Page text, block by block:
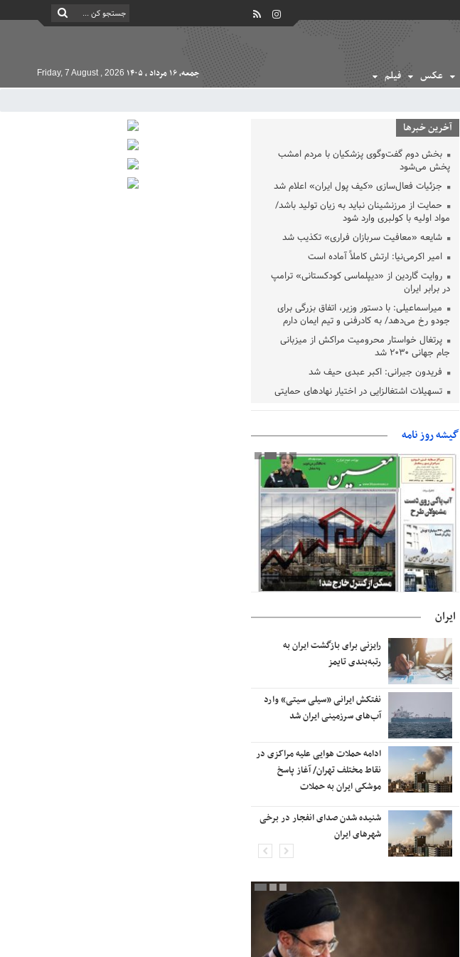
عکس فیلم جمعه, ۱۶ مرداد , ۱۴۰۵ Friday, 7 August , 2026
آخرین خبرها
بخش دوم گفت‌وگوی پزشکیان با مردم امشب
پخش می‌شود
جزئیات فعال‌سازی «کیف پول ایران» اعلام شد
حمایت از مرزنشینان نباید به زیان تولید باشد/
مواد اولیه با کولبری وارد شود
شایعه «معافیت سربازان فراری» تکذیب شد
امیر اکرمی‌نیا: ارتش کاملاً آماده است
روایت گاردین از «دیپلماسی کودکستانی» ترامپ
در برابر ایران
میراسماعیلی: با دستور وزیر، اتفاق بزرگی برای
جودو رخ می‌دهد/ به کادرفنی و تیم ایمان دارم
پرتغال خواستار محرومیت مراکش از میزبانی
جام جهانی ۲۰۳۰ شد
فریدون جیرانی: اکبر عبدی حیف شد
تسهیلات اشتغالزایی در اختیار نهادهای حمایتی
فدراسیون فوتبال با حضور قلعه‌نویی مشخص شد
دفتر رهبر انقلاب: مطالب خارج از مراجع رسمی
فاقد سندیت است
بقائی: فضای مذاکرات فنی و سیاسی ایران و
عمان درباره تنگه هرمز، مثبت است
رئیس سازمان جهاد کشاورزی استان: کشاورزان
گیلان نسبت به دریافت یارانه کود اقدام کنند
تمدید مهلت اظهارنامه‌های مالیاتی سال ۱۴۰۴ تا
پایان شهریورماه
گیشه روز نامه
ایران
رایزنی برای بازگشت ایران به
رتبه‌بندی تایمز
نفتکش ایرانی «سیلی سیتی» وارد
آب‌های سرزمینی ایران شد
ادامه حملات هوایی علیه مراکزی در
نقاط مختلف تهران/ آغاز پاسخ
موشکی ایران به حملات
شنیده شدن صدای انفجار در برخی
شهرهای ایران
 